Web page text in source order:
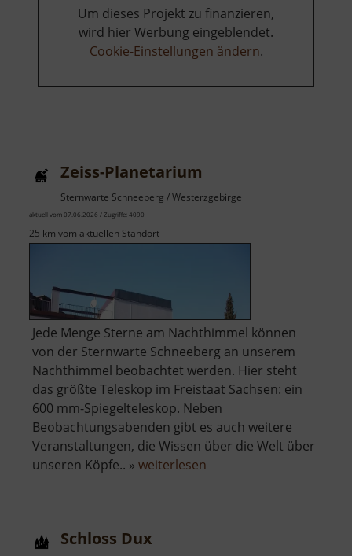
Um dieses Projekt zu finanzieren,
wird hier Werbung eingeblendet.
Cookie-Einstellungen ändern.
Zeiss-Planetarium
Sternwarte Schneeberg / Westerzgebirge
aktuell vom 07.06.2026 / Zugriffe: 4090
25 km vom aktuellen Standort
Jede Menge Sterne am Nachthimmel können
von der Sternwarte Schneeberg an unserem
Nachthimmel beobachtet werden. Hier steht
das größte Teleskop im Freistaat Sachsen: ein
600 mm-Spiegelteleskop. Neben
Beobachtungsabenden gibt es auch weitere
Veranstaltungen, die Wissen über die Welt über
unseren Köpfe.. » weiterlesen
Schloss Dux